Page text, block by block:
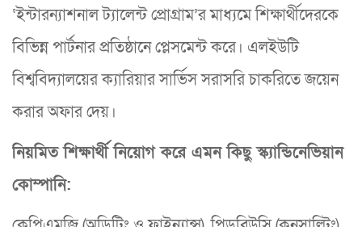
‘ইন্টারন্যাশনাল ট্যালেন্ট প্রোগ্রাম’র মাধ্যমে শিক্ষার্থীদেরকে
বিভিন্ন পার্টনার প্রতিষ্ঠানে প্লেসমেন্ট করে। এলইউটি
বিশ্ববিদ্যালয়ের ক্যারিয়ার সার্ভিস সরাসরি চাকরিতে জয়েন
করার অফার দেয়।
নিয়মিত শিক্ষার্থী নিয়োগ করে এমন কিছু স্ক্যান্ডিনেভিয়ান
কোম্পানি: